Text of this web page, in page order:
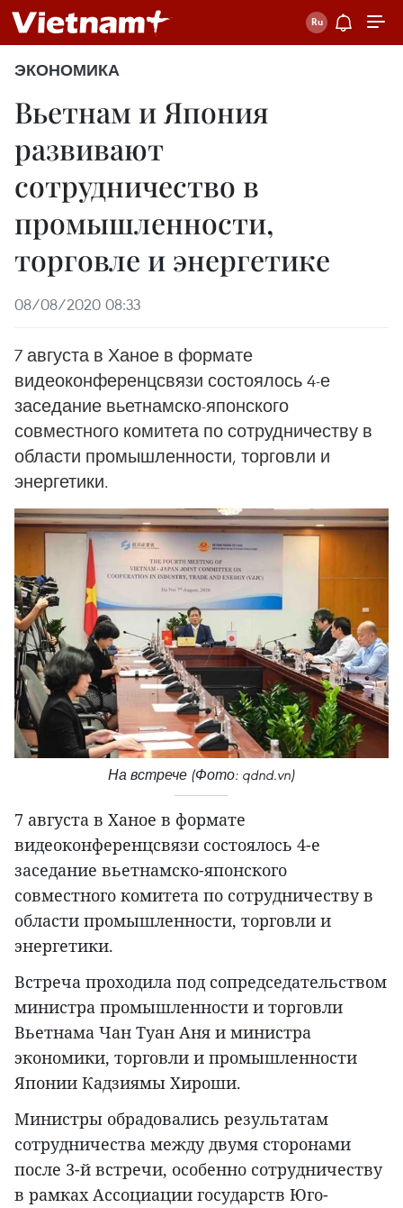
ЭКОНОМИКА
Вьетнам и Япония
развивают
сотрудничество в
промышленности,
торговле и энергетике
08/08/2020 08:33
7 августа в Ханое в формате
видеоконференцсвязи состоялось 4-е
заседание вьетнамско-японского
совместного комитета по сотрудничеству в
области промышленности, торговли и
энергетики.
На встрече (Фото: qdnd.vn)
7 августа в Ханое в формате
видеоконференцсвязи состоялось 4-е
заседание вьетнамско-японского
совместного комитета по сотрудничеству в
области промышленности, торговли и
энергетики.
Встреча проходила под сопредседательством
министра промышленности и торговли
Вьетнама Чан Туан Аня и министра
экономики, торговли и промышленности
Японии Кадзиямы Хироши.
Министры обрадовались результатам
сотрудничества между двумя сторонами
после 3-й встречи, особенно сотрудничеству
в рамках Ассоциации государств Юго-